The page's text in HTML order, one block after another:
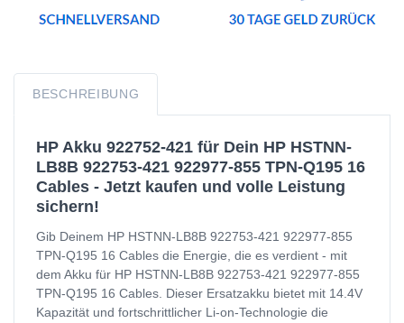
BESCHREIBUNG
HP Akku 922752-421 für Dein HP HSTNN-
LB8B 922753-421 922977-855 TPN-Q195 16
Cables - Jetzt kaufen und volle Leistung
sichern!
Gib Deinem HP HSTNN-LB8B 922753-421 922977-855
TPN-Q195 16 Cables die Energie, die es verdient - mit
dem Akku für HP HSTNN-LB8B 922753-421 922977-855
TPN-Q195 16 Cables. Dieser Ersatzakku bietet mit 14.4V
Kapazität und fortschrittlicher Li-on-Technologie die